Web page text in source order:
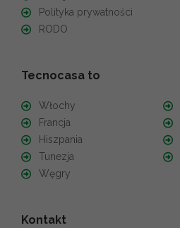
Polityka prywatności
RODO
Tecnocasa to
Włochy
Francja
Hiszpania
Tunezja
Węgry
Kontakt